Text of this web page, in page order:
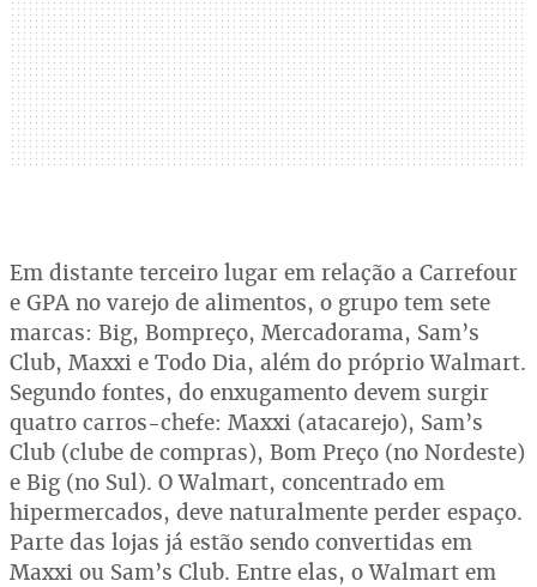
Em distante terceiro lugar em relação a Carrefour
e GPA no varejo de alimentos, o grupo tem sete
marcas: Big, Bompreço, Mercadorama, Sam’s
Club, Maxxi e Todo Dia, além do próprio Walmart.
Segundo fontes, do enxugamento devem surgir
quatro carros-chefe: Maxxi (atacarejo), Sam’s
Club (clube de compras), Bom Preço (no Nordeste)
e Big (no Sul). O Walmart, concentrado em
hipermercados, deve naturalmente perder espaço.
Parte das lojas já estão sendo convertidas em
Maxxi ou Sam’s Club. Entre elas, o Walmart em